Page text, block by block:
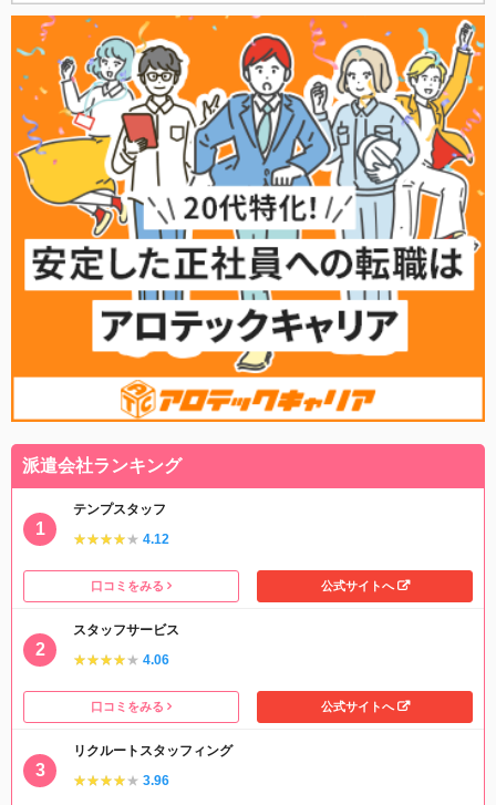
派遣会社ランキング
テンプスタッフ
★★★★★
★★★★★ 4.12
口コミをみる 公式サイトへ
スタッフサービス
★★★★★
★★★★★ 4.06
口コミをみる 公式サイトへ
リクルートスタッフィング
★★★★★
★★★★★ 3.96